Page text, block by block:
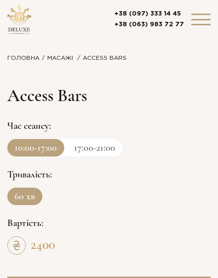
+38 (097) 333 14 45
+38 (063) 983 72 77
ГОЛОВНА МАСАЖІ ACCESS BARS
Access Bars
Час сеансу:
10:00-17:00
17:00-21:00
Тривалість:
60 хв
Вартість:
2400